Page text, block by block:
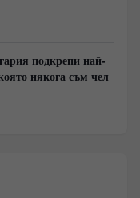
подкрепи най-
някога съм чел